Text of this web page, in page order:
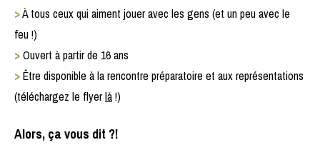
>À tous ceux qui aiment jouer avec les gens (et un peu avec le
feu !)
>Ouvert à partir de 16 ans
>Être disponible à la rencontre préparatoire et aux représentations
(téléchargez le flyerlà!)
Alors, ça vous dit ?!